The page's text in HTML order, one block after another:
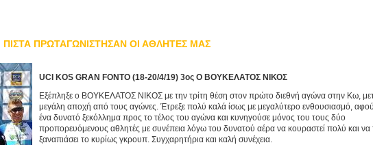
ΠΡΩΤΑΓΩΝΙΣΤΗΣΑΝ ΟΙ ΑΘΛΗΤΕΣ ΜΑΣ
UCI KOS GRAN FONTO (18-20/4/19) 3ος Ο ΒΟΥΚΕΛΑΤΟΣ ΝΙΚΟΣ
Εξέπληξε ο ΒΟΥΚΕΛΑΤΟΣ ΝΙΚΟΣ με την τρίτη θέση στον πρώτο διεθνή αγώνα στην Κω,
μεγάλη αποχή από τους αγώνες. Έτρεξε πολύ καλά ίσως με μεγαλύτερο ενθουσιασμό,
ένα δυνατό ξεκόλλημα προς το τέλος του αγώνα και κυνηγούσε μόνος του τους δύο
προπορευόμενους αθλητές με συνέπεια λόγω του δυνατού αέρα να κουραστεί πολύ και να
ξαναπιάσει το κυρίως γκρουπ. Συγχαρητήρια και καλή συνέχεια.